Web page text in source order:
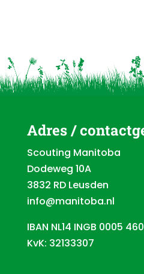
Adres /
Scouting Manitoba
Dodeweg 10A
3832 RD Leusden
info@manitoba.nl
IBAN NL14 INGB 0005
KvK: 32133307